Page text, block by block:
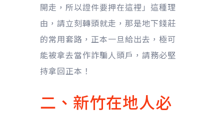
開走，所以證件要押在這裡」這種理
由，請立刻轉頭就走，那是地下錢莊
的常用套路，正本一旦給出去，極可
能被拿去當作詐騙人頭戶，請務必堅
持拿回正本！
二、新竹在地人必